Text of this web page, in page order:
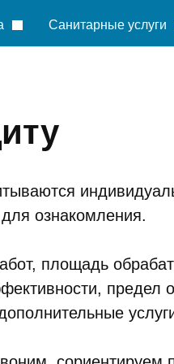
Санитарные услуги
ознакомления.
площадь
предел